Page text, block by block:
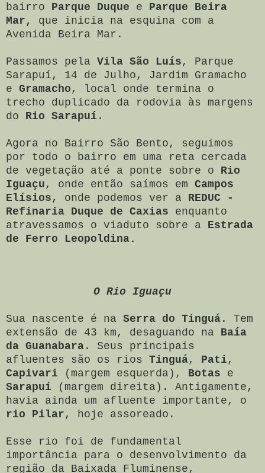
bairro Parque Duque e Parque Beira
Mar,
que inicia na esquina com a
Avenida Beira Mar.
Passamos pela Vila São Luís , Parque
Sarapuí, 14 de Julho, Jardim Gramacho
e Gramacho , local onde termina o
trecho duplicado da rodovia às margens
do Rio Sarapuí .
Agora no Bairro São Bento, seguimos
por todo o bairro em uma reta cercada
de vegetação até a ponte sobre o Rio
Iguaçu , onde então saímos em Campos
Elísios , onde podemos ver a REDUC -
Refinaria Duque de Caxias enquanto
atravessamos o viaduto sobre a Estrada
de Ferro Leopoldina.
O Rio Iguaçu
Sua nascente é na Serra do Tinguá . Tem
extensão de 43 km, desaguando na Baía
da Guanabara . Seus principais
afluentes são os rios Tinguá, Pati ,
Capivari (margem esquerda), Botas e
Sarapuí (margem direita). Antigamente,
havia ainda um afluente importante, o
rio Pilar , hoje assoreado.
Esse rio foi de fundamental
importância para o desenvolvimento da
região da Baixada Fluminense,